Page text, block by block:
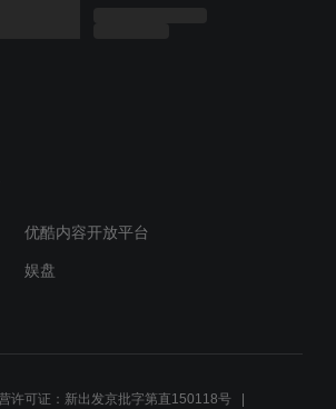
优酷内容开放平台
娱盘
许可证：新出发京批字第直150118号